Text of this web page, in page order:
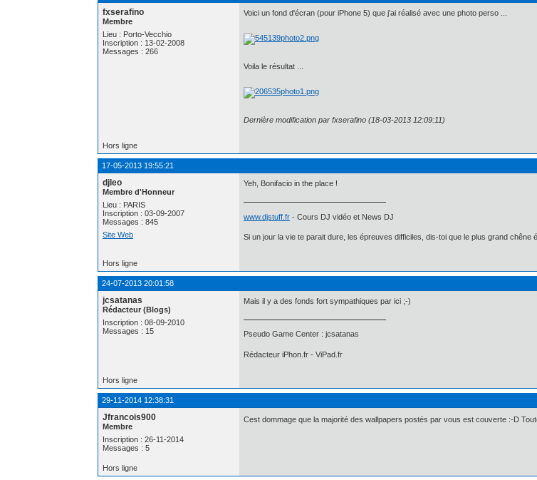
fxserafino
Membre
Lieu : Porto-Vecchio
Inscription : 13-02-2008
Messages : 266
Voici un fond d'écran (pour iPhone 5) que j'ai réalisé avec une photo perso ...
Voila le résultat ...
Dernière modification par fxserafino (18-03-2013 12:09:11)
Hors ligne
17-05-2013 19:55:21
djleo
Membre d'Honneur
Lieu : PARIS
Inscription : 03-09-2007
Messages : 845
Site Web
Yeh, Bonifacio in the place !
www.djstuff.fr - Cours DJ vidéo et News DJ
Si un jour la vie te parait dure, les épreuves difficiles, dis-toi que le plus grand chêne
Hors ligne
24-07-2013 20:01:58
jcsatanas
Rédacteur (Blogs)
Inscription : 08-09-2010
Messages : 15
Mais il y a des fonds fort sympathiques par ici ;-)
Pseudo Game Center : jcsatanas
Rédacteur iPhon.fr - ViPad.fr
Hors ligne
29-11-2014 12:38:31
Jfrancois900
Membre
Inscription : 26-11-2014
Messages : 5
Cest dommage que la majorité des wallpapers postés par vous est couverte :-D
Hors ligne